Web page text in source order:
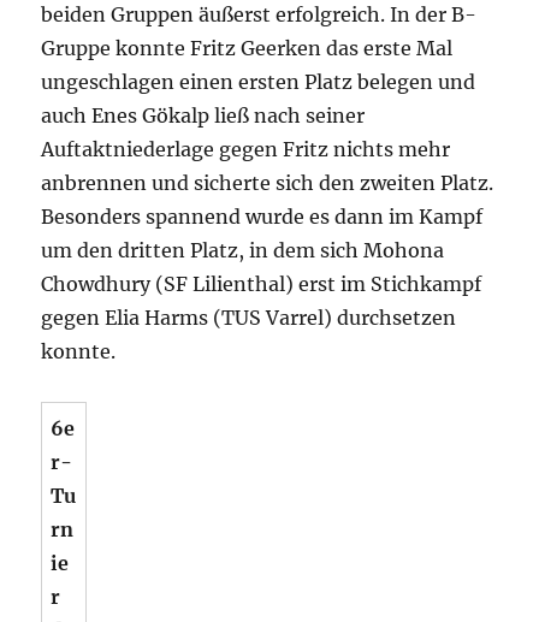
beiden Gruppen äußerst erfolgreich. In der B-
Gruppe konnte Fritz Geerken das erste Mal
ungeschlagen einen ersten Platz belegen und
auch Enes Gökalp ließ nach seiner
Auftaktniederlage gegen Fritz nichts mehr
anbrennen und sicherte sich den zweiten Platz.
Besonders spannend wurde es dann im Kampf
um den dritten Platz, in dem sich Mohona
Chowdhury (SF Lilienthal) erst im Stichkampf
gegen Elia Harms (TUS Varrel) durchsetzen
konnte.
6e
r-
Tu
rn
ie
r